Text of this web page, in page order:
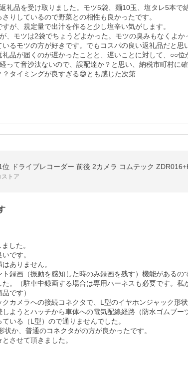
礼品を受け取りました。モツ5袋、麺10玉、塩タレ5本で
りしているので野菜との相性も良かったです。
が、規定量で出汁を作ると少し塩辛い気がします。
、モツは2袋でちょうどよかった。モツの臭みもなくよか
るモツの方が好きです。でもコスパの良い返礼品だと思
品が届くのが遅かったことと、遅いことに対して、○○
って音沙汰ないので、誤配達か？と思い、納税市町村に
タイミングが良すぎる😅とも感じた次第
ストア
した。
です。
ありません。
ト録画（振動を感知した時のみ録画を残す）機能があるの
。（駐車中録画する場合は専用ハーネスも必要です。私
です）
カメラへの接続コネクタで、L型のイヤホンジャック形状
ようとハッチから車体への電気配線経路（防水ゴムブー
いる（L型）ので通りませんでした。
状か、普通のコネクタがの方が良かったです。
せて頂きました。